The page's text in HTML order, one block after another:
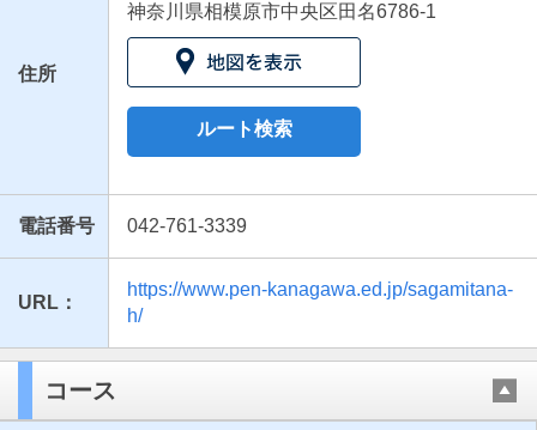
最近見た学校
神奈川県立相模田名高等学校
ブックマークした学校
住所
神奈川県相模原市中央区田名6786-1
ルート検索
電話番号 042-761-3339
URL：
https://www.pen-kanagawa.ed.jp/sagamitana-
h/
コース